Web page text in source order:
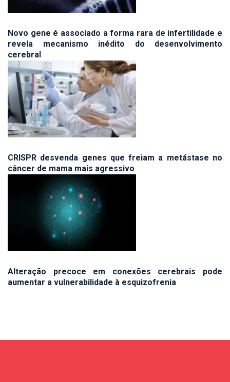
Novo gene é associado a forma rara de infertilidade e
revela mecanismo inédito do desenvolvimento
cerebral
CRISPR desvenda genes que freiam a metástase no
câncer de mama mais agressivo
Alteração precoce em conexões cerebrais pode
aumentar a vulnerabilidade à esquizofrenia